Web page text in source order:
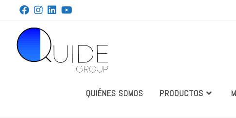
QUIÉNES SOMOS PRODUCTOS